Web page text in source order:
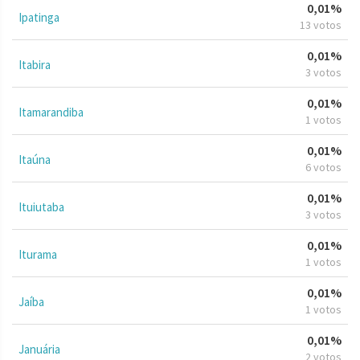
Ipatinga
0,01%
13 votos
Itabira
0,01%
3 votos
Itamarandiba
0,01%
1 votos
Itaúna
0,01%
6 votos
Ituiutaba
0,01%
3 votos
Iturama
0,01%
1 votos
Jaíba
0,01%
1 votos
Januária
0,01%
2 votos